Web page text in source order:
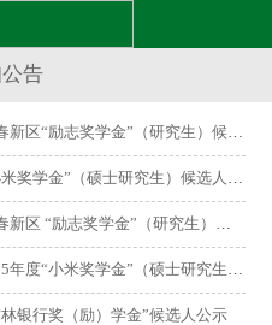
告
“励志奖学金”（研究生）候选人公示
学金”（硕士研究生）候选人公示
志奖学金”（研究生）评选工作的通知
奖学金”（硕士研究生）评选工作的通知
银行奖（励）学金”候选人公示